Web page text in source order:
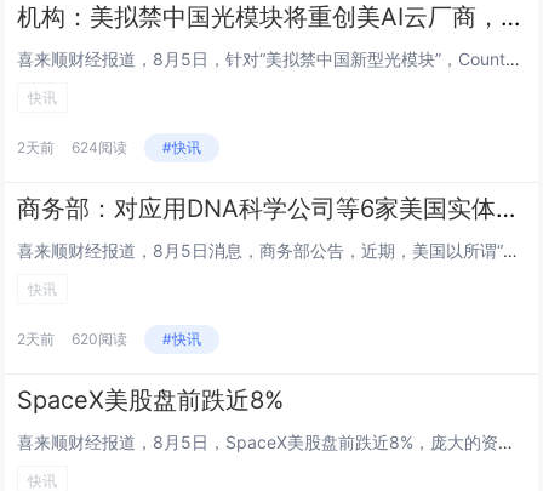
机构：美拟禁中国光模块将重创美AI云厂商，西方短期内根本无法替代
喜来顺财经报道，8月5日，针对“美拟禁中国新型光模块”，Counterpoint Research发文指出，美国的一项进...
快讯
2天前 624阅读 #快讯
商务部：对应用DNA科学公司等6家美国实体采取反制措施
喜来顺财经报道，8月5日消息，商务部公告，近期，美国以所谓“强迫劳动”为由制裁中国企业，严重违反国际法和国际关系基本准则...
快讯
2天前 620阅读 #快讯
SpaceX美股盘前跌近8%
喜来顺财经报道，8月5日，SpaceX美股盘前跌近8%，庞大的资本支出引发市场担忧。...
快讯